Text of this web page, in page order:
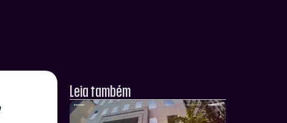
Leia também